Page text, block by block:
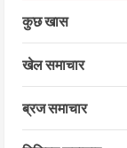
कुछ खास
खेल समाचार
ब्रज समाचार